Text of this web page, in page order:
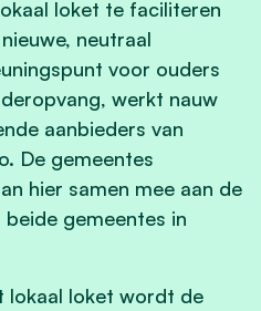
loket te faciliteren
neutraal
voor ouders
werkt nauw
aanbieders van
De gemeentes
hier samen mee aan de
gemeentes in
lokaal loket wordt de